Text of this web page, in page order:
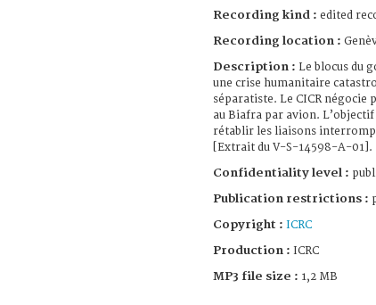
Recording kind : edited
Recording location :
Description : Le blocus du
une crise humanitaire
séparatiste. Le CICR
au Biafra par avion.
rétablir les liaisons
[Extrait du V-S-14598-A-01].
Confidentiality level :
Publication restrictions :
Copyright : ICRC
Production : ICRC
MP3 file size : 1,2 MB